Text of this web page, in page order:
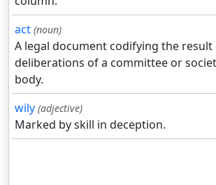
act (noun)
A legal document codifying the result
deliberations of a committee or
body.
wily (adjective)
Marked by skill in deception.